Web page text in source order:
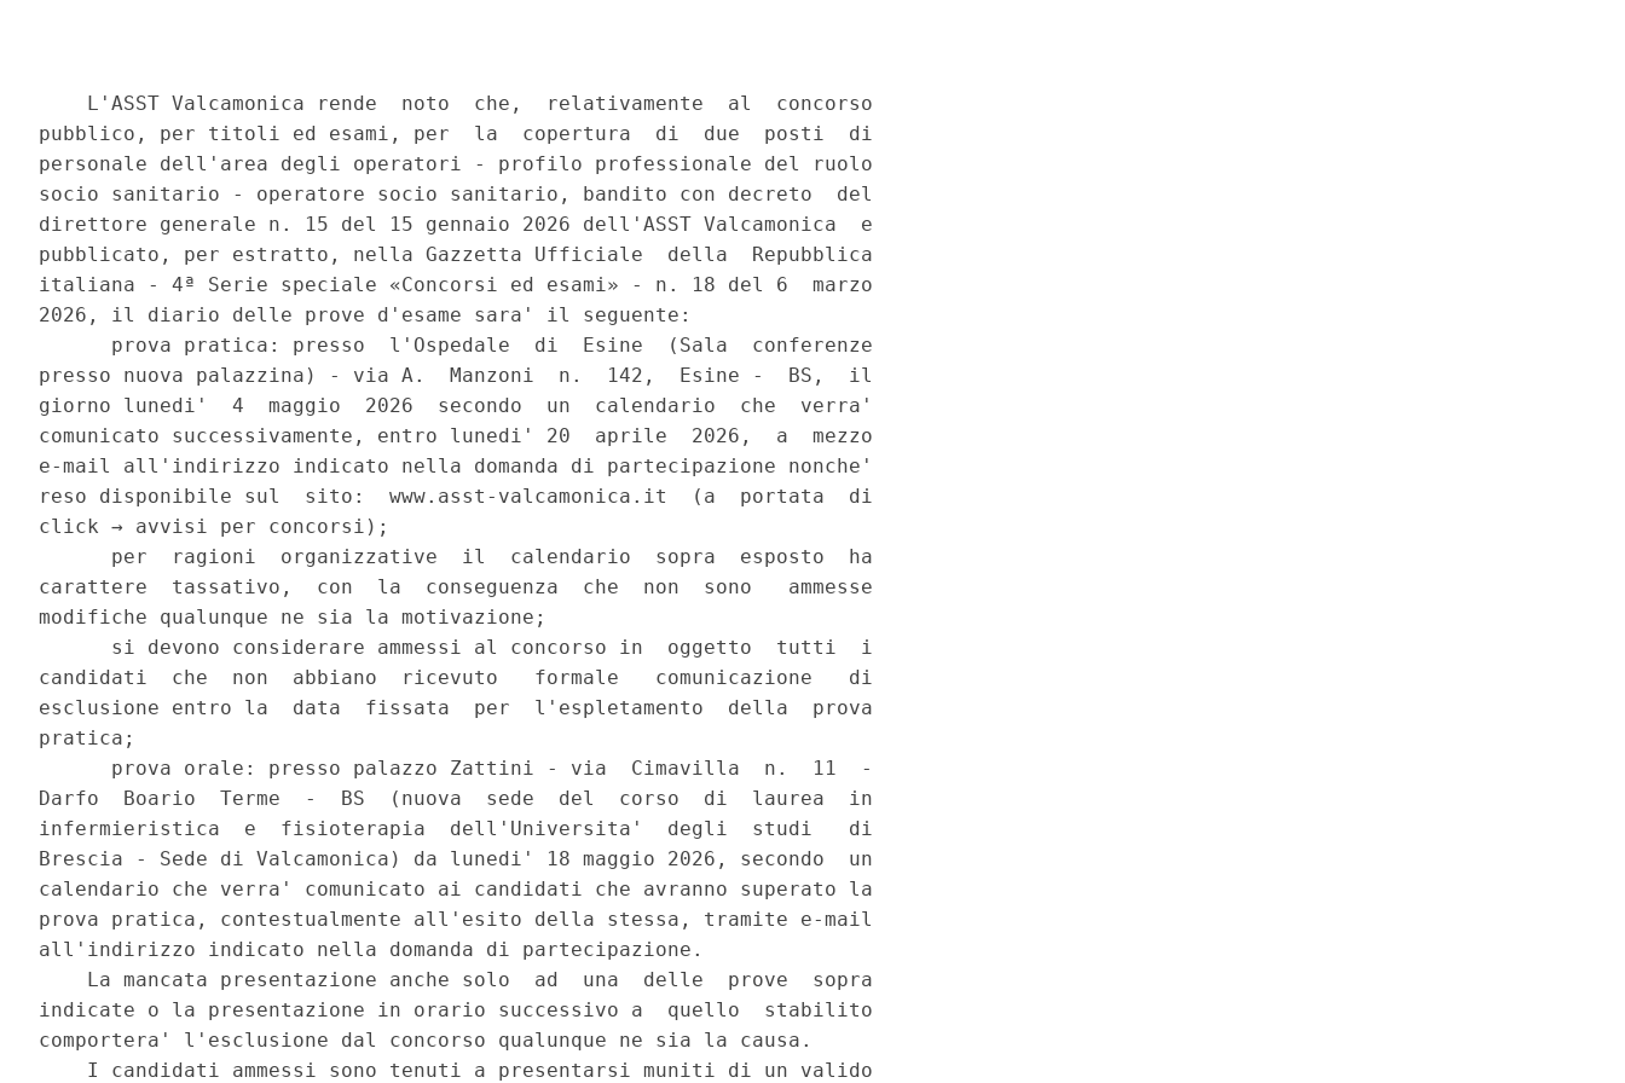
    L'ASST Valcamonica rende  noto  che,  relativamente  al  concorso
pubblico, per titoli ed esami, per  la  copertura  di  due  posti  di
personale dell'area degli operatori - profilo professionale del ruolo
socio sanitario - operatore socio sanitario, bandito con decreto  del
direttore generale n. 15 del 15 gennaio 2026 dell'ASST Valcamonica  e
pubblicato, per estratto, nella Gazzetta Ufficiale  della  Repubblica
italiana - 4ª Serie speciale «Concorsi ed esami» - n. 18 del 6  marzo
2026, il diario delle prove d'esame sara' il seguente:
      prova pratica: presso  l'Ospedale  di  Esine  (Sala  conferenze
presso nuova palazzina) - via A.  Manzoni  n.  142,  Esine -  BS,  il
giorno lunedi'  4  maggio  2026  secondo  un  calendario  che  verra'
comunicato successivamente, entro lunedi' 20  aprile  2026,  a  mezzo
e-mail all'indirizzo indicato nella domanda di partecipazione nonche'
reso disponibile sul  sito:  www.asst-valcamonica.it  (a  portata  di
click → avvisi per concorsi);
      per  ragioni  organizzative  il  calendario  sopra  esposto  ha
carattere  tassativo,  con  la  conseguenza  che  non  sono   ammesse
modifiche qualunque ne sia la motivazione;
      si devono considerare ammessi al concorso in  oggetto  tutti  i
candidati  che  non  abbiano  ricevuto   formale   comunicazione   di
esclusione entro la  data  fissata  per  l'espletamento  della  prova
pratica;
      prova orale: presso palazzo Zattini - via  Cimavilla  n.  11  -
Darfo  Boario  Terme  -  BS  (nuova  sede  del  corso  di  laurea  in
infermieristica  e  fisioterapia  dell'Universita'  degli  studi   di
Brescia - Sede di Valcamonica) da lunedi' 18 maggio 2026, secondo  un
calendario che verra' comunicato ai candidati che avranno superato la
prova pratica, contestualmente all'esito della stessa, tramite e-mail
all'indirizzo indicato nella domanda di partecipazione.
    La mancata presentazione anche solo  ad  una  delle  prove  sopra
indicate o la presentazione in orario successivo a  quello  stabilito
comportera' l'esclusione dal concorso qualunque ne sia la causa.
    I candidati ammessi sono tenuti a presentarsi muniti di un valido